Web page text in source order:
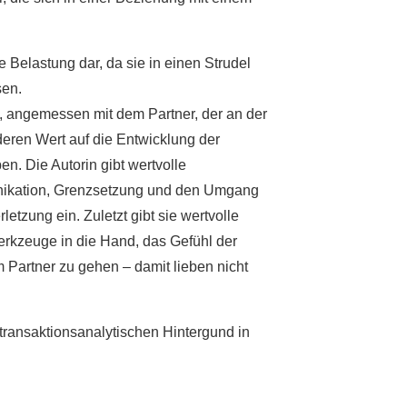
dar, da sie in einen Strudel
mit dem Partner, der an der
Wert auf die Entwicklung der
Die Autorin gibt wertvolle
Grenzsetzung und den Umgang
ein. Zuletzt gibt sie wertvolle
in die Hand, das Gefühl der
zu gehen – damit lieben nicht
Hintergund in